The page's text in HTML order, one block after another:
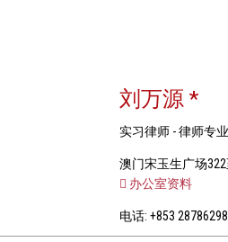
刘万源 *
实习律师 - 律师专
澳门宋玉生广场
办公室资料
电话: +853